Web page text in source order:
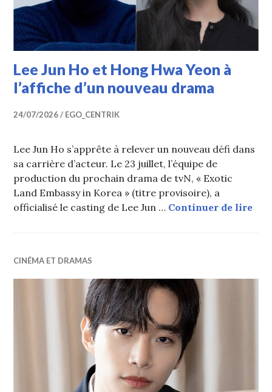
Lee Jun Ho et Hong Hwa Yeon à
l’affiche d’un nouveau drama
24/07/2026 EGO_CENTRIK
Lee Jun Ho s’apprête à relever un nouveau défi dans
sa carrière d’acteur. Le 23 juillet, l’équipe de
production du prochain drama de tvN, « Exotic
Land Embassy in Korea » (titre provisoire), a
officialisé le casting de Lee Jun … Continuer de lire
CINÉMA ET DRAMAS